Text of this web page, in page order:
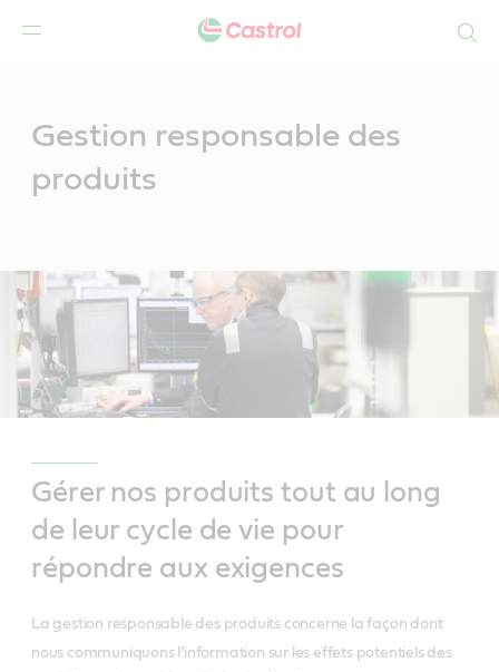
Gestion responsable des
produits
Gérer nos produits tout au long
de leur cycle de vie pour
répondre aux exigences
La gestion responsable des produits concerne la façon dont
nous communiquons l’information sur les effets potentiels des